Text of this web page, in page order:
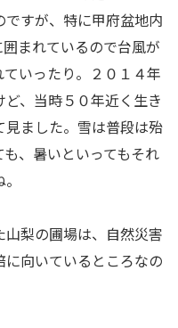
すが、特に甲府盆地内
まれているので台風が
いったり。２０１４年
、当時５０年近く生き
ました。雪は普段は殆
、暑いといってもそれ
梨の圃場は、自然災害
向いているところなの